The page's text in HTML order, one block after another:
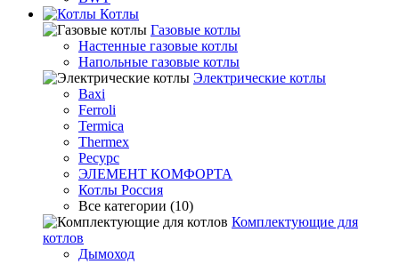
Котлы
Гaзовые котлы
Настенные газовые котлы
Напольные газовые котлы
Электрические котлы
Baxi
Ferroli
Termica
Thermex
Ресурс
ЭЛЕМЕНТ КОМФОРТА
Котлы Россия
Все категории (10)
Комплектующие для
котлов
Дымоход